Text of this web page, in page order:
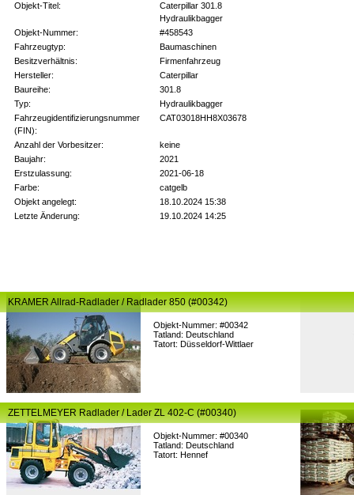
Objekt-Titel:
Caterpillar 301.8
Hydraulikbagger
Objekt-Nummer:
#458543
Fahrzeugtyp:
Baumaschinen
Besitzverhältnis:
Firmenfahrzeug
Hersteller:
Caterpillar
Baureihe:
301.8
Typ:
Hydraulikbagger
Fahrzeugidentifizierungsnummer
(FIN):
CAT03018HH8X03678
Anzahl der Vorbesitzer:
keine
Baujahr:
2021
Erstzulassung:
2021-06-18
Farbe:
catgelb
Objekt angelegt:
18.10.2024 15:38
Letzte Änderung:
19.10.2024 14:25
Objekt-Nummer: #00342
Tatland: Deutschland
Tatort: Düsseldorf-Wittlaer
KRAMER Allrad-Radlader / Radlader 850 (#00342)
Objekt-Nummer: #00340
Tatland: Deutschland
Tatort: Hennef
ZETTELMEYER Radlader / Lader ZL 402-C (#00340)